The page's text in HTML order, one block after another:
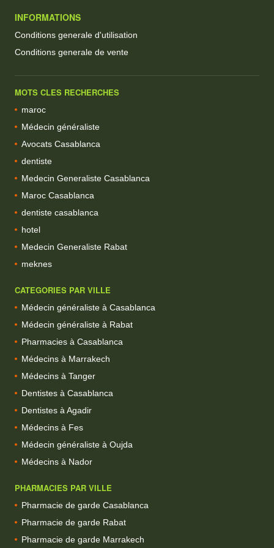
INFORMATIONS
Conditions generale d'utilisation
Conditions generale de vente
MOTS CLES RECHERCHES
maroc
Médecin généraliste
Avocats Casablanca
dentiste
Medecin Generaliste Casablanca
Maroc Casablanca
dentiste casablanca
hotel
Medecin Generaliste Rabat
meknes
CATEGORIES PAR VILLE
Médecin généraliste à Casablanca
Médecin généraliste à Rabat
Pharmacies à Casablanca
Médecins à Marrakech
Médecins à Tanger
Dentistes à Casablanca
Dentistes à Agadir
Médecins à Fes
Médecin généraliste à Oujda
Médecins à Nador
PHARMACIES PAR VILLE
Pharmacie de garde Casablanca
Pharmacie de garde Rabat
Pharmacie de garde Marrakech